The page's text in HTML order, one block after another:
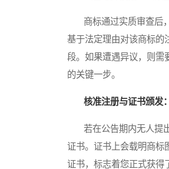
商标通过实质审查后，
基于法定理由对该商标的
段。如果遭遇异议，则需
的关键一步。
核准注册与证书颁发
若在公告期内无人提出
证书。证书上会载明商标
证书，标志着您正式获得